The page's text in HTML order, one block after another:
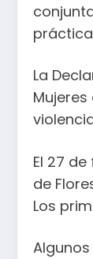
La
El 27
de
Los